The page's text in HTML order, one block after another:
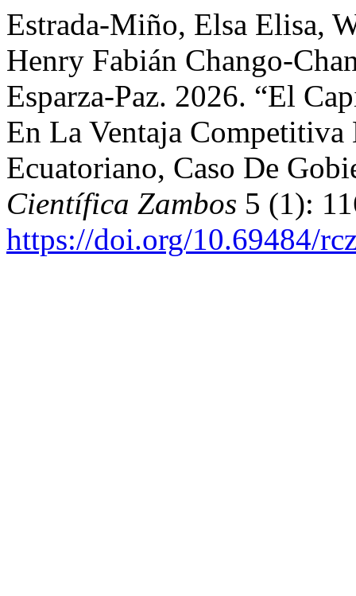
Estrada-Miño, Elsa Elisa,
Henry Fabián Chango-
Esparza-Paz. 2026. “El
En La Ventaja
Ecuatoriano, Caso De
Científica Zambos 5 (1):
https://doi.org/10.69484/